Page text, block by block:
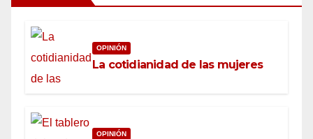
OPINIÓN
La cotidianidad de las mujeres
OPINIÓN